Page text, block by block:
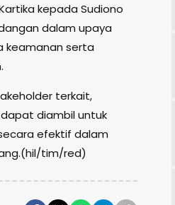
kepada Sudiono
dalam upaya
keamanan serta
terkait,
diambil untuk
efektif dalam
tim/red)